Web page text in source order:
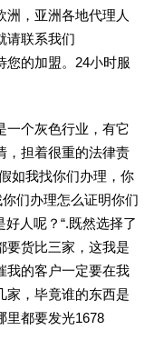
洲，亚洲各地代理人
请联系我们
的加盟。24小时服
一个灰色行业，有它
，担着很重的法律责
如我找你们办理，你
们办理怎么证明你们
好人呢？“.既然选择了
要货比三家，这我是
我的客户一定要在我
家，毕竟谁的东西是
里都要发光1678